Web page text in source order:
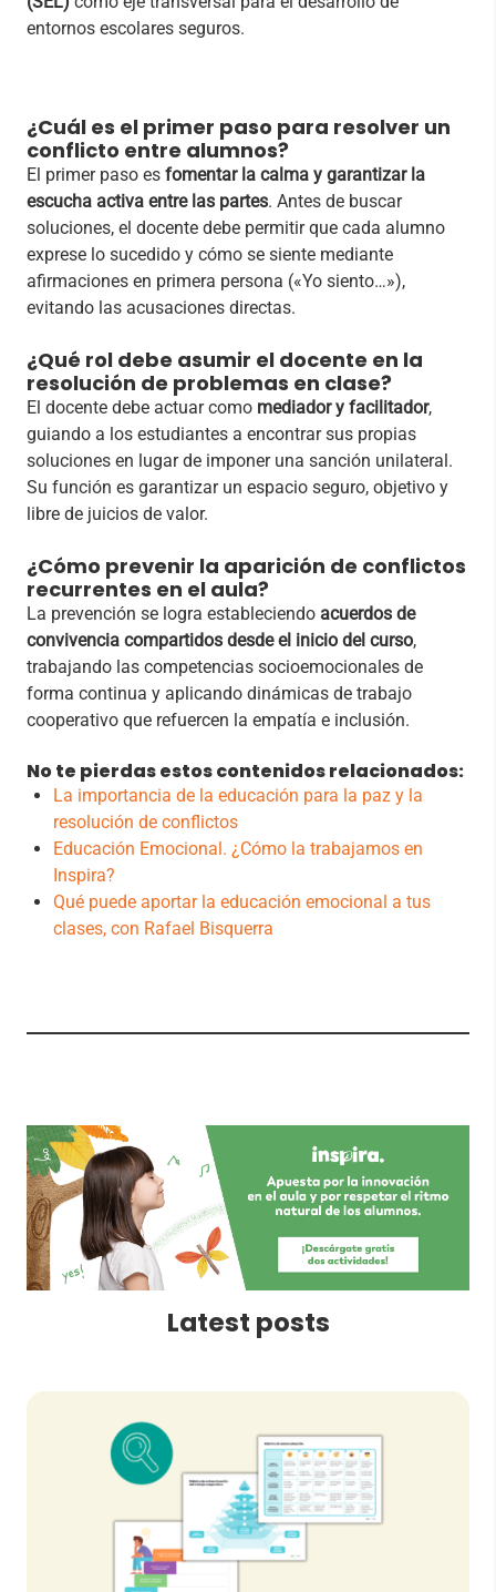
entornos escolares seguros.
¿Cuál es el primer paso para resolver un
conflicto entre alumnos?
El primer paso es fomentar la calma y garantizar la
escucha activa entre las partes. Antes de buscar
soluciones, el docente debe permitir que cada alumno
exprese lo sucedido y cómo se siente mediante
afirmaciones en primera persona («Yo siento…»),
evitando las acusaciones directas.
¿Qué rol debe asumir el docente en la
resolución de problemas en clase?
El docente debe actuar como mediador y facilitador,
guiando a los estudiantes a encontrar sus propias
soluciones en lugar de imponer una sanción unilateral.
Su función es garantizar un espacio seguro, objetivo y
libre de juicios de valor.
¿Cómo prevenir la aparición de conflictos
recurrentes en el aula?
La prevención se logra estableciendo acuerdos de
convivencia compartidos desde el inicio del curso,
trabajando las competencias socioemocionales de
forma continua y aplicando dinámicas de trabajo
cooperativo que refuercen la empatía e inclusión.
No te pierdas estos contenidos relacionados:
La importancia de la educación para la paz y la
resolución de conflictos
Educación Emocional. ¿Cómo la trabajamos en
Inspira?
Qué puede aportar la educación emocional a tus
clases, con Rafael Bisquerra
Latest posts